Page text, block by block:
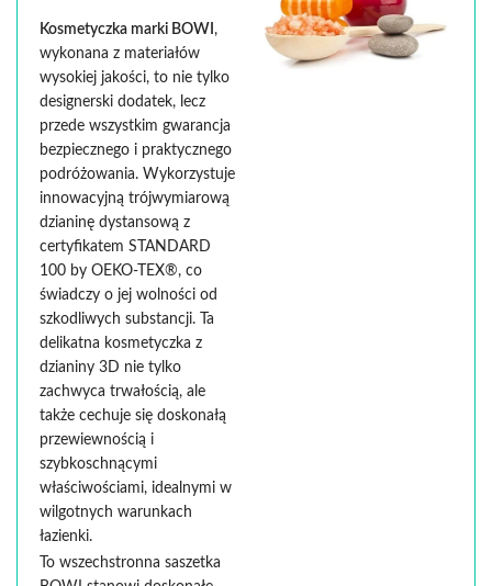
Kosmetyczka marki BOWI ,
wykonana z materiałów
wysokiej jakości, to nie tylko
designerski dodatek, lecz
przede wszystkim gwarancja
bezpiecznego i praktycznego
podróżowania. Wykorzystuje
innowacyjną trójwymiarową
dzianinę dystansową z
certyfikatem STANDARD
100 by OEKO-TEX®, co
świadczy o jej wolności od
szkodliwych substancji. Ta
delikatna kosmetyczka z
dzianiny 3D nie tylko
zachwyca trwałością, ale
także cechuje się doskonałą
przewiewnością i
szybkoschnącymi
właściwościami, idealnymi w
wilgotnych warunkach
łazienki.
To wszechstronna saszetka